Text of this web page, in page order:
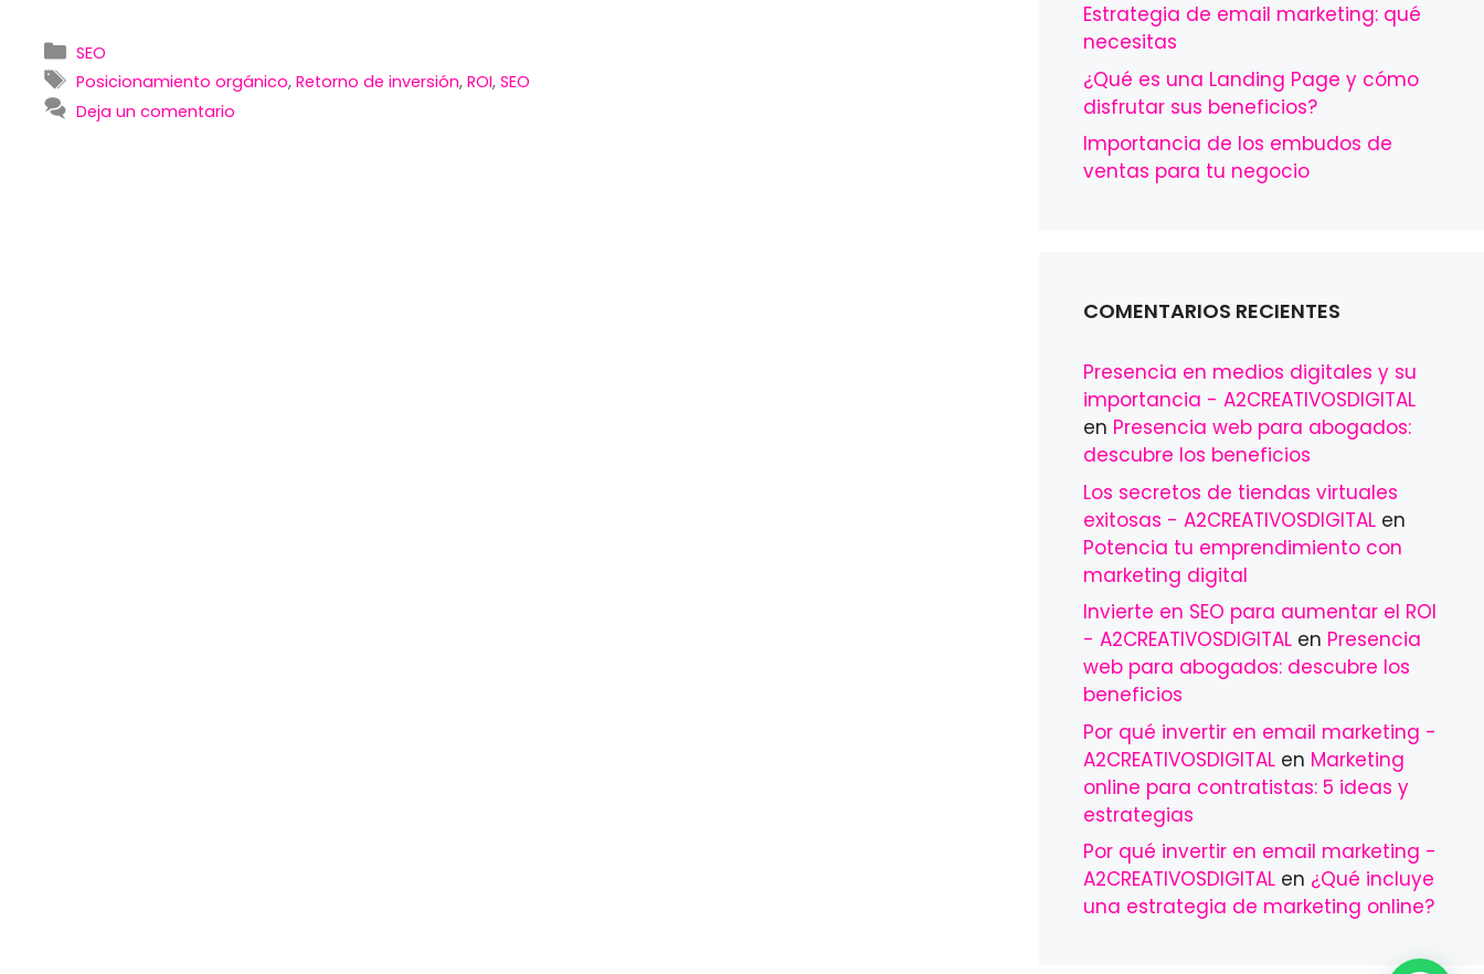
Categorías
SEO
Etiquetas
Posicionamiento orgánico, Retorno de inversión, ROI, SEO
Deja un comentario
Estrategia de email marketing: qué
necesitas
¿Qué es una Landing Page y cómo
disfrutar sus beneficios?
Importancia de los embudos de
ventas para tu negocio
COMENTARIOS RECIENTES
Presencia en medios digitales y su
importancia - A2CREATIVOSDIGITAL
en Presencia web para abogados:
descubre los beneficios
Los secretos de tiendas virtuales
exitosas - A2CREATIVOSDIGITALen
Potencia tu emprendimiento con
marketing digital
Invierte en SEO para aumentar el ROI
- A2CREATIVOSDIGITALen Presencia
web para abogados: descubre los
beneficios
Por qué invertir en email marketing -
A2CREATIVOSDIGITALen Marketing
online para contratistas: 5 ideas y
estrategias
Por qué invertir en email marketing -
A2CREATIVOSDIGITALen ¿Qué incluye
una estrategia de marketing online?